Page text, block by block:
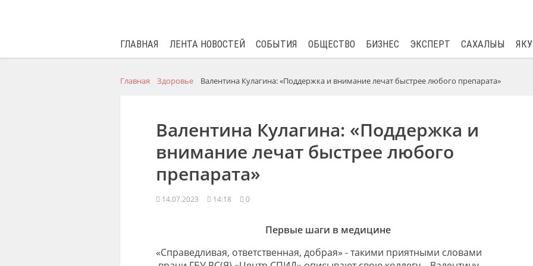
ГЛАВНАЯ ЛЕНТА НОВОСТЕЙ СОБЫТИЯ ОБЩЕСТВО БИЗНЕС ЭКСПЕРТ САХАЛЫЫ
Главная Здоровье Валентина Кулагина: «Поддержка и внимание лечат быстрее любого препарата»
Валентина Кулагина: «Поддержка и
внимание лечат быстрее любого
препарата»
14.07.2023 14:18 0
Первые шаги в медицине
«Справедливая, ответственная, добрая» ⁃такими приятными словами